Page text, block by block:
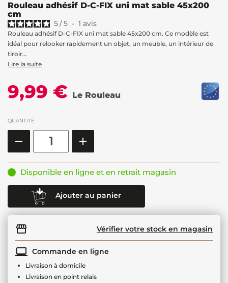
Rouleau adhésif D-C-FIX uni mat sable 45x200
cm
5/5 - 1 avis
Rouleau adhésif D-C-FIX uni mat sable 45x200 cm. Ce modèle est
idéal pour relooker rapidement un objet, un meuble, un intérieur de
tiroir...
Lire la suite
9,99 € Le Rouleau
QUANTITÉ
Disponible en ligne et en retrait magasin
Ajouter au panier
Vérifier votre stock en magasin
Commande en ligne
Livraison à domicile
Livraison en point relais